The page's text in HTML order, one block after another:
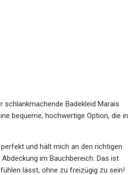
Badekleid Marais
bequeme, hochwertige Option, die in
und hält mich an den richtigen
im Bauchbereich. Das ist
lässt, ohne zu freizügig zu sein!